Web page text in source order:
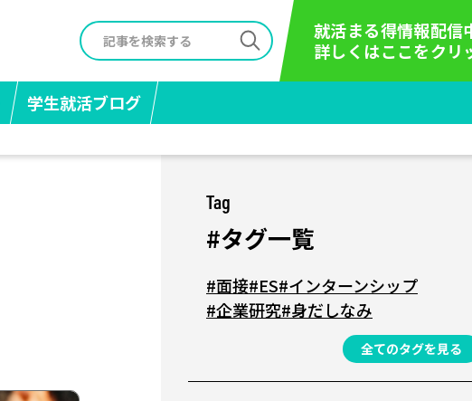
就活まる得情報配信
詳しくはここをクリ
学生就活ブログ
Tag
#タグ一覧
#面接#ES#インターンシップ
#企業研究#身だしなみ
全てのタグを見る